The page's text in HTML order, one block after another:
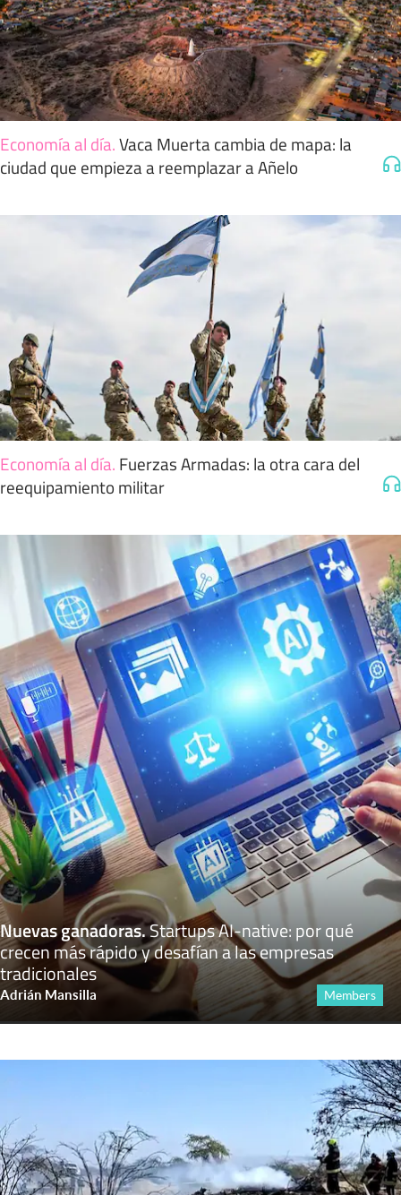
Economía al día.Vaca Muerta cambia de mapa: la
ciudad que empieza a reemplazar a Añelo
Economía al día. Fuerzas Armadas: la otra cara del
reequipamiento militar
Nuevas ganadoras.Startups AI-native: por qué
crecen más rápido y desafían a las empresas
tradicionales
Adrián Mansilla Members